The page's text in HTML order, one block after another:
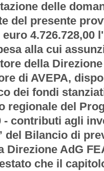
delle
del presente
4.726.728,00
alla cui
della
di AVEPA,
dei fondi
regionale del
- contributi agli
del Bilancio di
Direzione AdG
che il